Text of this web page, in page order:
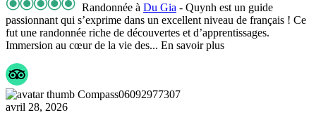
Randonnée à Du Gia - Quynh est un guide
passionnant qui s’exprime dans un excellent niveau de français ! Ce
fut une randonnée riche de découvertes et d’apprentissages.
Immersion au cœur de la vie des... En savoir plus
Compass06092977307
avril 28, 2026